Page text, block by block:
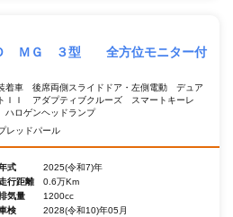
Ｄ ＭＧ ３型 全方位モニター付
着車 後席両側スライドドア・左側電動 デュア
ＩＩ アダプティブクルーズ スマートキーレ
ロゲンヘッドランプ
レッドパール
式
2025(令和7)年
行距離
0.6万Km
気量
1200cc
検
2028(令和10)年05月